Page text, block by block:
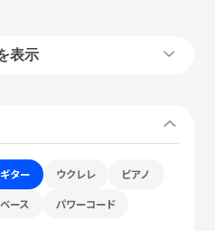
表示
ギター ウクレレ ピアノ
ベース パワーコード